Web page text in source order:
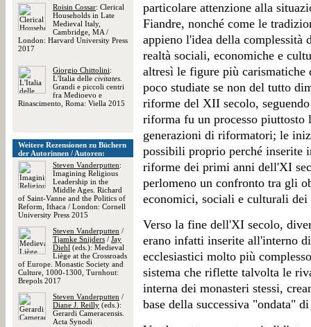
Roisin Cossar: Clerical
Households in Late
Medieval Italy,
Cambridge, MA /
London: Harvard University Press
2017
Giorgio Chittolini:
L'Italia delle civitates
Grandi e piccoli centri
fra Medioevo e
Rinascimento, Roma: Viella 2015
Weitere Rezensionen zu Büchern
der Autorinnen / Autoren:
Steven Vanderputten:
Imagining Religious
Leadership in the
Middle Ages. Richard
of Saint-Vanne and the Politics of
Reform, Ithaca / London: Cornell
University Press 2015
Steven Vanderputten /
Tjamke Snijders / Jay
Diehl (eds.): Medieval
Liège at the Crossroads
of Europe. Monastic Society and
Culture, 1000-1300, Turnhout:
Brepols 2017
Steven Vanderputten /
Diane J. Reilly (eds.):
Gerardi Cameracensis.
Acta Synodi
particolare attenzione alla
Fiandre, nonché come le
appieno l'idea della
realtà sociali, economiche e
altresì le figure più
poco studiate se non del tutto
riforme del XII secolo,
riforma fu un processo
generazioni di riformatori; le
possibili proprio perché inserite
riforme dei primi anni dell'XI
perlomeno un confronto tra gli
economici, sociali e culturali dei
Verso la fine dell'XI secolo,
erano infatti inserite all'interno
ecclesiastici molto più
sistema che riflette talvolta le
interna dei monasteri stessi,
base della successiva "ondata"